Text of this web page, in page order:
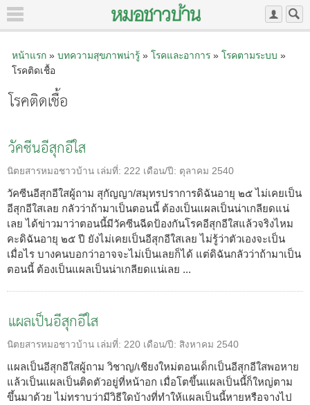
หน้าแรก» บทความสุขภาพน่ารู้» โรคและอาการ» โรคตามระบบ »
โรคติดเชื้อ
โรคติดเชื้อ
วัคซีนอีสุกอีใส
นิตยสารหมอชาวบ้าน เล่มที่: 222 เดือน/ปี: ตุลาคม 2540
วัคซีนอีสุกอีใสผู้ถาม สุกัญญา/สมุทรปราการดิฉันอายุ ๒๕ ไม่เคยเป็น
อีสุกอีใสเลย กลัวว่าถ้ามาเป็นตอนนี้ ต้องเป็นแผลเป็นน่าเกลียดแน่
เลย ได้ข่าวมาว่าตอนนี้มีวัคซีนฉีดป้องกันโรคอีสุกอีใสแล้วจริงไหม
คะดิฉันอายุ ๒๕ ปี ยังไม่เคยเป็นอีสุกอีใสเลย ไม่รู้ว่าตัวเองจะเป็น
เมื่อไร บางคนบอกว่าอาจจะไม่เป็นเลยก็ได้ แต่ดิฉันกลัวว่าถ้ามาเป็น
ตอนนี้ ต้องเป็นแผลเป็นน่าเกลียดแน่เลย ...
แผลเป็นอีสุกอีใส
นิตยสารหมอชาวบ้าน เล่มที่: 220 เดือน/ปี: สิงหาคม 2540
แผลเป็นอีสุกอีใสผู้ถาม วิชาญ/เชียงใหม่ตอนเด็กเป็นอีสุกอีใสพอหาย
แล้วเป็นแผลเป็นติดตัวอยู่ที่หน้าอก เมื่อโตขึ้นแผลเป็นนี้ก็ใหญ่ตาม
ขึ้นมาด้วย ไม่ทราบว่ามีวิธีใดบ้างที่ทำให้แผลเป็นนี้หายหรือจางไป